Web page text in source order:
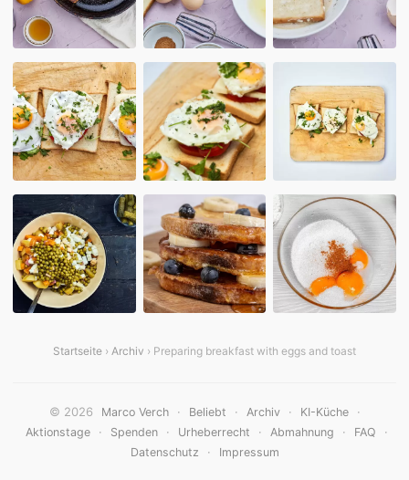
Startseite › Archiv › Preparing breakfast with eggs and toast
© 2026 Marco Verch · Beliebt · Archiv · KI-Küche ·
Aktionstage · Spenden · Urheberrecht · Abmahnung · FAQ ·
Datenschutz · Impressum